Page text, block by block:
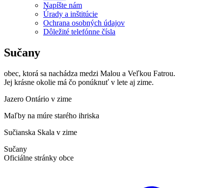
Napíšte nám
Úrady a inštitúcie
Ochrana osobných údajov
Dôležité telefónne čísla
Sučany
obec, ktorá sa nachádza medzi Malou a Veľkou Fatrou.
Jej krásne okolie má čo ponúknuť v lete aj zime.
Jazero Ontário v zime
Maľby na múre starého ihriska
Sučianska Skala v zime
Sučany
Oficiálne stránky obce